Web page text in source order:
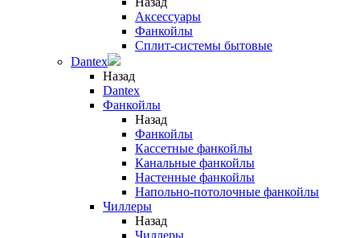
Аксессуары
Фанкойлы
Сплит-системы бытовые
Dantex
Назад
Dantex
Фанкойлы
Назад
Фанкойлы
Кассетные фанкойлы
Канальные фанкойлы
Настенные фанкойлы
Напольно-потолочные фанкойлы
Чиллеры
Назад
Чиллеры